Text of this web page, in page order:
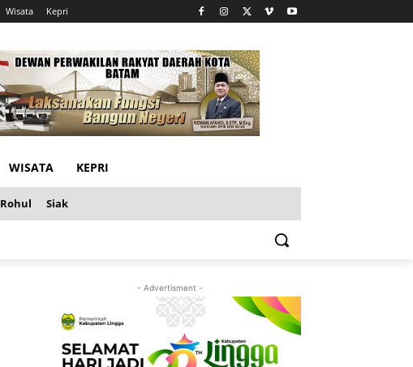
Wisata Kepri
WISATA KEPRI
Rohul Siak
- Advertisment -